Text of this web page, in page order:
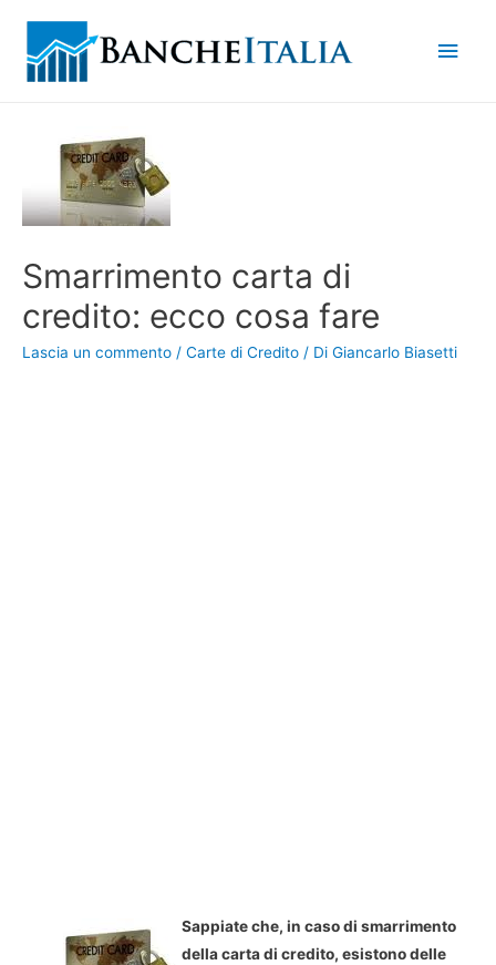
Smarrimento carta di
credito: ecco cosa fare
Lascia un commento / Carte di Credito / Di Giancarlo Biasetti
Sappiate che, in caso di smarrimento
della carta di credito, esistono delle